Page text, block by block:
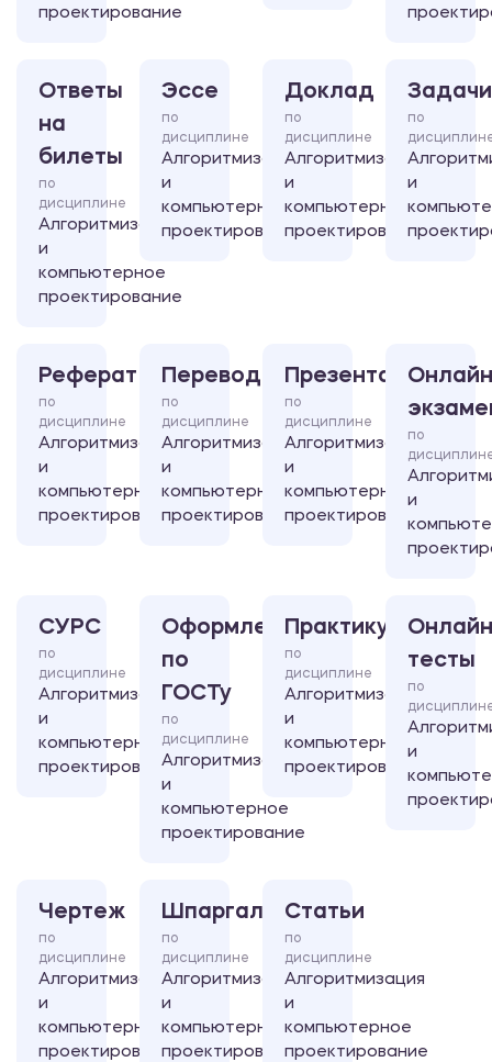
проектирование
Ответы
на
билеты
по
дисциплине
Алгоритмизация
и
компьютерное
проектирование
Эссе
по
дисциплине
Алгоритмизация
и
компьютерное
проектирование
Доклад
по
дисциплине
Алгоритмизация
и
компьютерное
проектирование
Задачи
по
и
Реферат
по
дисциплине
Алгоритмизация
и
компьютерное
проектирование
Перевод
по
дисциплине
Алгоритмизация
и
компьютерное
проектирование
Презентация
по
дисциплине
Алгоритмизация
и
компьютерное
проектирование
по
и
СУРС
по
дисциплине
Алгоритмизация
и
компьютерное
проектирование
Оформление
по
ГОСТу
по
дисциплине
Алгоритмизация
и
компьютерное
проектирование
Практикум
по
дисциплине
Алгоритмизация
и
компьютерное
проектирование
тесты
по
и
Чертеж
по
дисциплине
Алгоритмизация
и
компьютерное
проектирование
Шпаргалка
по
дисциплине
Алгоритмизация
и
компьютерное
проектирование
Статьи
по
дисциплине
Алгоритмизация
и
компьютерное
проектирование